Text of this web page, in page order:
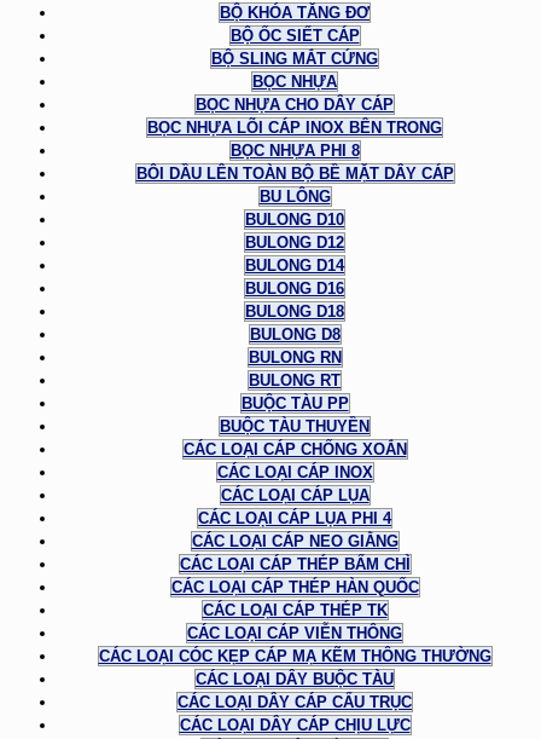
BỘ KHÓA TĂNG ĐƠ
BỘ ỐC SIẾT CÁP
BỘ SLING MẮT CỨNG
BỌC NHỰA
BỌC NHỰA CHO DÂY CÁP
BỌC NHỰA LÕI CÁP INOX BÊN TRONG
BỌC NHỰA PHI 8
BÔI DẦU LÊN TOÀN BỘ BỀ MẶT DÂY CÁP
BU LÔNG
BULONG D10
BULONG D12
BULONG D14
BULONG D16
BULONG D18
BULONG D8
BULONG RN
BULONG RT
BUỘC TÀU PP
BUỘC TÀU THUYỀN
CÁC LOẠI CÁP CHỐNG XOẮN
CÁC LOẠI CÁP INOX
CÁC LOẠI CÁP LỤA
CÁC LOẠI CÁP LỤA PHI 4
CÁC LOẠI CÁP NEO GIẰNG
CÁC LOẠI CÁP THÉP BẤM CHÌ
CÁC LOẠI CÁP THÉP HÀN QUỐC
CÁC LOẠI CÁP THÉP TK
CÁC LOẠI CÁP VIỄN THÔNG
CÁC LOẠI CÓC KẸP CÁP MẠ KẼM THÔNG THƯỜNG
CÁC LOẠI DÂY BUỘC TÀU
CÁC LOẠI DÂY CÁP CẨU TRỤC
CÁC LOẠI DÂY CÁP CHỊU LỰC